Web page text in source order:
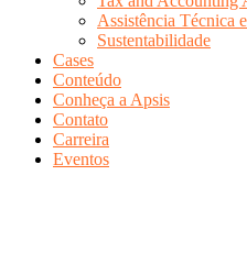
Assistência Técnica
Sustentabilidade
Cases
Conteúdo
Conheça a Apsis
Contato
Carreira
Eventos